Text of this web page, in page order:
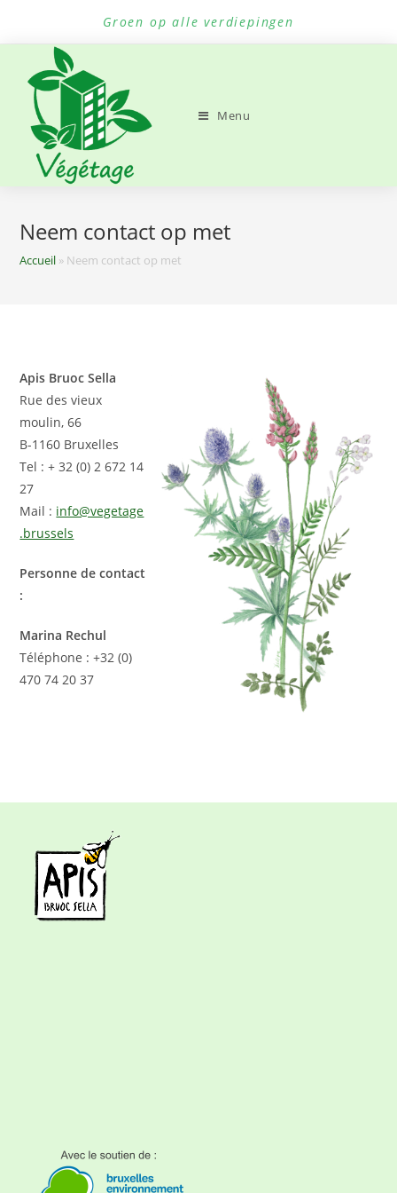
Groen op alle verdiepingen
Menu
Neem contact op met
Accueil » Neem contact op met
Apis Bruoc Sella
Rue des vieux
moulin, 66
B-1160 Bruxelles
Tel : + 32 (0) 2 672 14
27
Mail : info@vegetage
.brussels
Personne de contact
:
Marina Rechul
Téléphone : +32 (0)
470 74 20 37